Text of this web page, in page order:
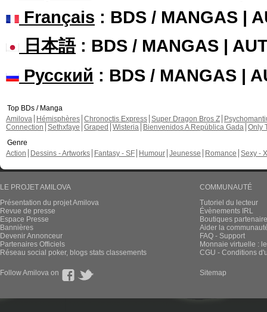
Français : BDS / MANGAS |
日本語: BDS / MANGAS |
Русский : BDS / MANGAS |
Top BDs / Manga
Amilova
Hémisphères Chronoctis Express Super Dragon Bros Z
Connection Sethxfaye Graped Wisteria Bienvenidos A República Gada Only
Genre
Action
Dessins - Artworks Fantasy - SF Humour Jeunesse Romance Sexy -
LE PROJET AMILOVA
Présentation du projet Amilova
Revue de presse
Espace Presse
Bannières
Devenir Annonceur
Partenaires Officiels
Réseau social poker, blogs stats classements
COMMUNAUTÉ
Tutoriel du lecteur
Évènements IRL
Boutiques
Aider la
FAQ - Support
Monnaie virtuelle :
CGU - Conditions
Follow Amilova on Sitemap